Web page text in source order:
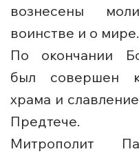
вознесены
воинстве и о мире.
По окончании
был совершен
храма и
Предтече.
Митрополит